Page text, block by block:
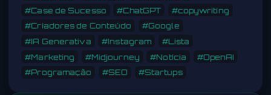
#Case de Sucesso
#ChatGPT
#copywriting
#Criadores de Conteúdo
#Google
#IA Generativa
#Instagram
#Lista
#Marketing
#Midjourney #Notícia
#OpenAI
#Programação
#SEO #Startups